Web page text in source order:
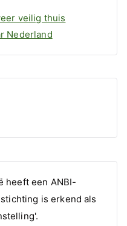
veilig thuis
Nederland
heeft een ANBI-
is erkend als